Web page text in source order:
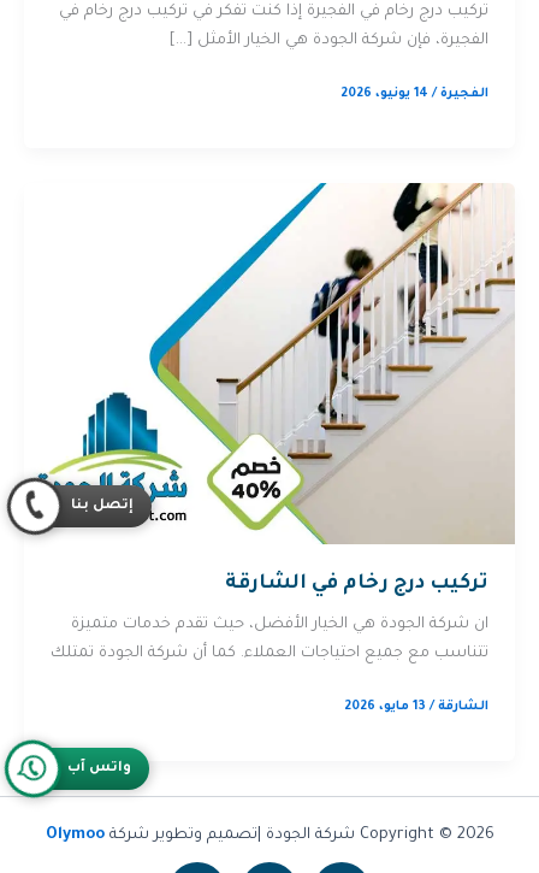
تركيب درج رخام في الفجيرة إذا كنت تفكر في تركيب درج رخام في
الفجيرة، فإن شركة الجودة هي الخيار الأمثل […]
الفجيرة/ 14 يونيو، 2026
تركيب درج رخام في الشارقة
ان شركة الجودة هي الخيار الأفضل، حيث تقدم خدمات متميزة
تتناسب مع جميع احتياجات العملاء. كما أن شركة الجودة تمتلك
الشارقة/ 13 مايو، 2026
Copyright © 2026 شركة الجودة |تصميم وتطوير شركة Olymoo
واتس آب
إتصل بنا